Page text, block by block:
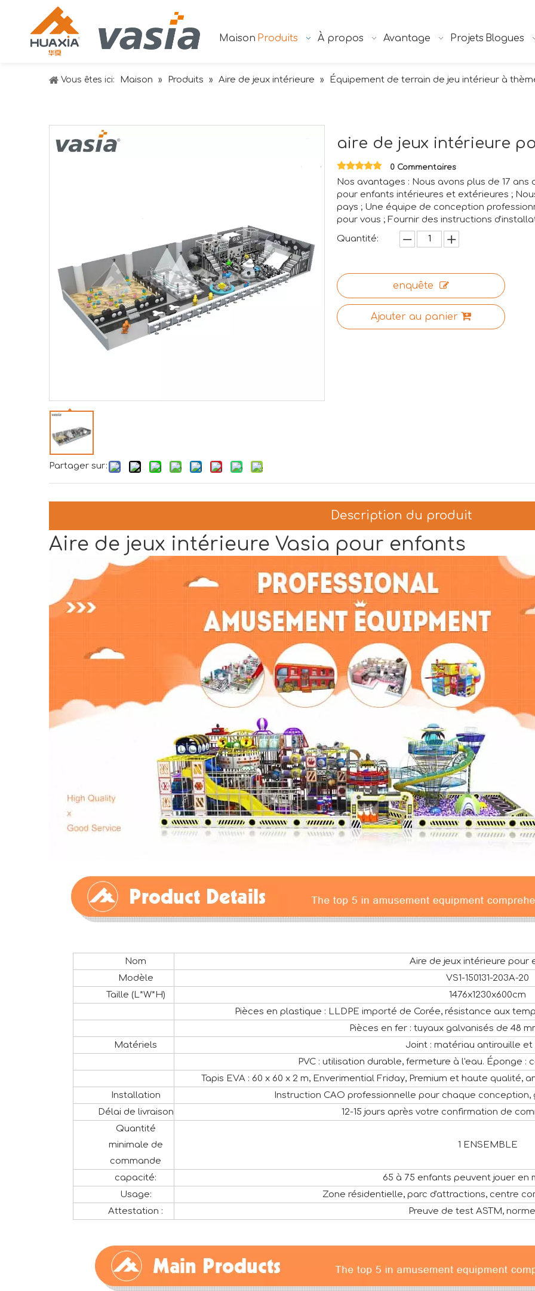
Maison Produits À propos Avantage Projets Blogues
Vous êtes ici: Maison » Produits » Aire de jeux intérieure » Équipement de terrain de jeu intérieur à
Partager sur:
aire de jeux intérieure
0 Commentaires
Nos avantages : Nous avons plus de 17 ans
pour enfants intérieures et extérieures ;
pays ; Une équipe de conception
pour vous ; Fournir des instructions
Quantité:
enquête
Ajouter au panier
Description du produit
Aire de jeux intérieure Vasia pour enfants
Nom
Aire de jeux intérieure pour
Modèle
VS1-150131-203A-20
Taille (L*W*H)
1476x1230x600cm
Pièces en plastique : LLDPE importé de Corée, résistance aux
Pièces en fer : tuyaux galvanisés de 48
Matériels
Joint : matériau antirouille et
PVC : utilisation durable, fermeture à l'eau. Éponge :
Tapis EVA : 60 x 60 x 2 m, Enverimential Friday, Premium et haute qualité,
Installation
Instruction CAO professionnelle pour chaque
Délai de livraison
12-15 jours après votre confirmation de
Quantité
minimale de
commande
1 ENSEMBLE
capacité:
65 à 75 enfants peuvent jouer en
Usage:
Zone résidentielle, parc d'attractions, centre
Attestation :
Preuve de test ASTM,